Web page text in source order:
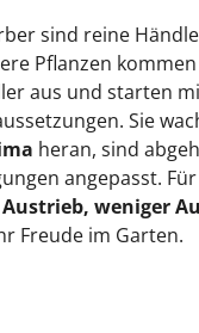
sind reine
Pflanzen
aus und starten
Sie
heran, sind
angepasst.
weniger
Freude im Garten.